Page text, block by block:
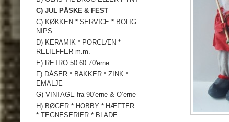
C) JUL PÅSKE & FEST
C) KØKKEN * SERVICE * BOLIG
NIPS
D) KERAMIK * PORCLÆN *
RELIEFFER m.m.
E) RETRO 50 60 70'erne
F) DÅSER * BAKKER * ZINK *
EMALJE
G) VINTAGE fra 90’erne & O’erne
H) BØGER * HOBBY * HÆFTER
* TEGNESERIER * BLADE